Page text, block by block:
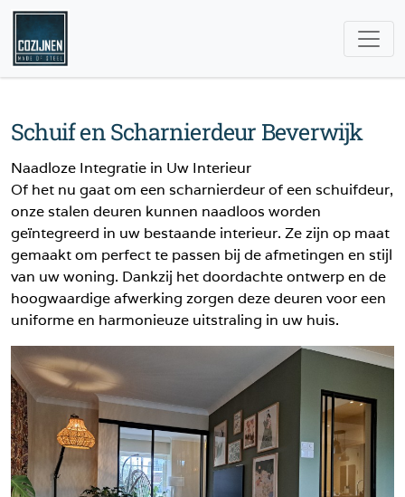
Schuif en Scharnierdeur Beverwijk
Naadloze Integratie in Uw Interieur
Of het nu gaat om een scharnierdeur of een schuifdeur,
onze stalen deuren kunnen naadloos worden
geïntegreerd in uw bestaande interieur. Ze zijn op maat
gemaakt om perfect te passen bij de afmetingen en stijl
van uw woning. Dankzij het doordachte ontwerp en de
hoogwaardige afwerking zorgen deze deuren voor een
uniforme en harmonieuze uitstraling in uw huis.